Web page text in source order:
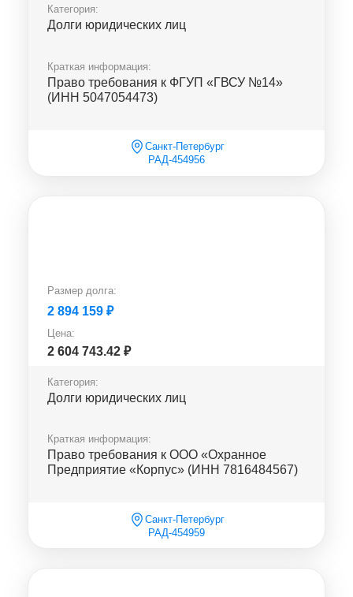
Категория:
Долги юридических лиц
Краткая информация:
Право требования к ФГУП «ГВСУ №14»
(ИНН 5047054473)
Санкт-Петербург
РАД-454956
Размер долга:
2 894 159 ₽
Цена:
2 604 743.42 ₽
Категория:
Долги юридических лиц
Краткая информация:
Право требования к ООО «Охранное
Предприятие «Корпус» (ИНН 7816484567)
Санкт-Петербург
РАД-454959